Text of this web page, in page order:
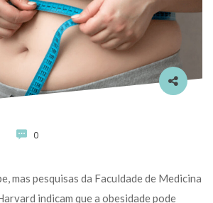
0
mas pesquisas da Faculdade de Medicina
indicam que a obesidade pode